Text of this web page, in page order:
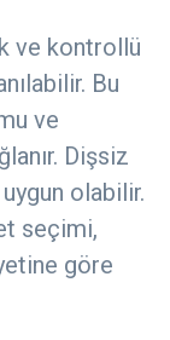
ve kontrollü
Bu
ve
Dişsiz
olabilir.
seçimi,
göre